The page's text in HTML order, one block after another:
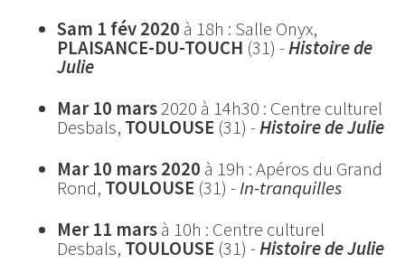
Sam 1 fév 2020 à 18h : Salle Onyx,
PLAISANCE-DU-TOUCH (31) -Histoire de
Julie
Mar 10 mars2020 à 14h30 : Centre culturel
Desbals, TOULOUSE (31) -Histoire de Julie
Mar 10 mars 2020 à 19h : Apéros du Grand
Rond, TOULOUSE (31) -In-tranquilles
Mer 11 marsà 10h : Centre culturel
Desbals, TOULOUSE (31) -Histoire de Julie